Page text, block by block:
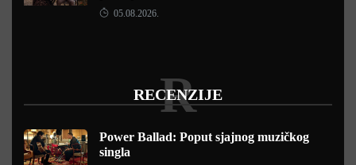
05.08.2026.
RECENZIJE
R
Power Ballad: Poput sjajnog muzičkog
singla